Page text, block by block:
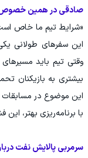
صادقی در همین خصوص
این سفرهای طولانی
وقتی تیم باید
بیشتری به بازیکنان
این موضوع در مسابقات
با برنامه‌ریزی بهتر،
سرمربی پالایش نفت